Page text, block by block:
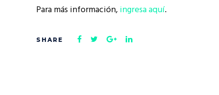
Para más información,ingresa aquí.